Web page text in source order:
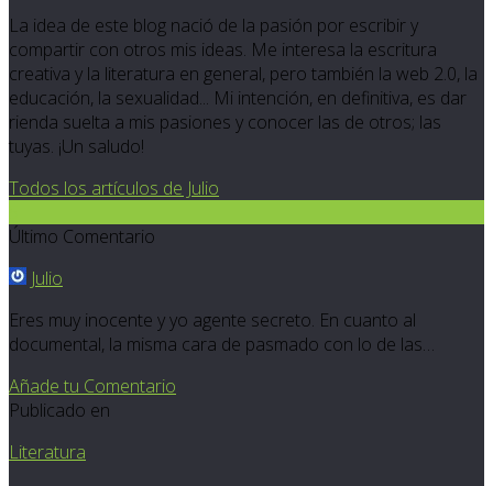
La idea de este blog nació de la pasión por escribir y
compartir con otros mis ideas. Me interesa la escritura
creativa y la literatura en general, pero también la web 2.0, la
educación, la sexualidad... Mi intención, en definitiva, es dar
rienda suelta a mis pasiones y conocer las de otros; las
tuyas. ¡Un saludo!
Todos los artículos de Julio
Último Comentario
Julio
Eres muy inocente y yo agente secreto. En cuanto al
documental, la misma cara de pasmado con lo de las…
Añade tu Comentario
Publicado en
Literatura